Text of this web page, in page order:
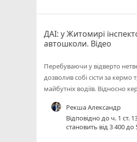
ДАІ: у Житомирі
автошколи. Відео
Перебуваючи у відверто
дозволив собі сісти за
майбутніх водіїв. Відносно
Рекша Александр
Відповідно до ч. 1
становить від 3 400